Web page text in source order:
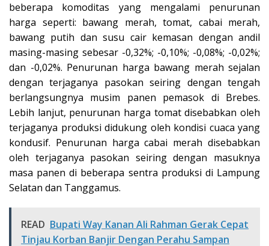
beberapa komoditas yang mengalami penurunan
harga seperti: bawang merah, tomat, cabai merah,
bawang putih dan susu cair kemasan dengan andil
masing-masing sebesar -0,32%; -0,10%; -0,08%; -0,02%;
dan -0,02%. Penurunan harga bawang merah sejalan
dengan terjaganya pasokan seiring dengan tengah
berlangsungnya musim panen pemasok di Brebes.
Lebih lanjut, penurunan harga tomat disebabkan oleh
terjaganya produksi didukung oleh kondisi cuaca yang
kondusif. Penurunan harga cabai merah disebabkan
oleh terjaganya pasokan seiring dengan masuknya
masa panen di beberapa sentra produksi di Lampung
Selatan dan Tanggamus.
READ Bupati Way Kanan Ali Rahman Gerak Cepat
Tinjau Korban Banjir Dengan Perahu Sampan